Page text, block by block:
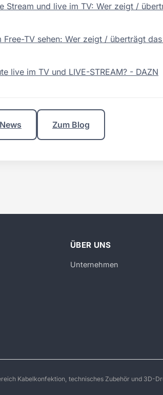
Stream und live im TV: Wer zeigt /
TV sehen: Wer zeigt / überträgt
live im TV und LIVE-STREAM? - DAZN
Zum Blog
ÜBER UNS
Unternehmen
Kabelkonfektion, technisches Zubehör und 3D-